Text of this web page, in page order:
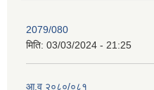
2079/080
मिति: 03/03/2024 - 21:25
आ.व २०८०/०८१